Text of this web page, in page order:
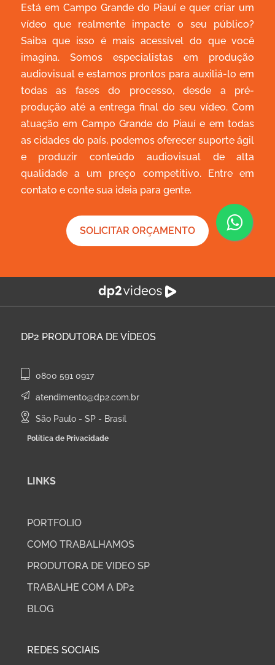
Está em Campo Grande do Piauí e quer criar um
vídeo que realmente impacte o seu público?
Saiba que isso é mais acessível do que você
imagina. Somos especialistas em produção
audiovisual e estamos prontos para auxiliá-lo em
todas as fases do processo, desde a pré-
produção até a entrega final do seu vídeo. Com
atuação em Campo Grande do Piauí e em todas
as cidades do país, podemos oferecer suporte ágil
e produzir conteúdo audiovisual de alta
qualidade a um preço competitivo. Entre em
contato e conte sua ideia para gente.
SOLICITAR ORÇAMENTO
DP2 PRODUTORA DE VÍDEOS
0800 591 0917
atendimento@dp2.com.br
São Paulo - SP - Brasil
Política de Privacidade
LINKS
PORTFOLIO
COMO TRABALHAMOS
PRODUTORA DE VIDEO SP
TRABALHE COM A DP2
BLOG
REDES SOCIAIS